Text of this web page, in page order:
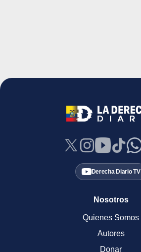
Derecha Diario TV
Nosotros
Quienes Somos
Autores
Donar